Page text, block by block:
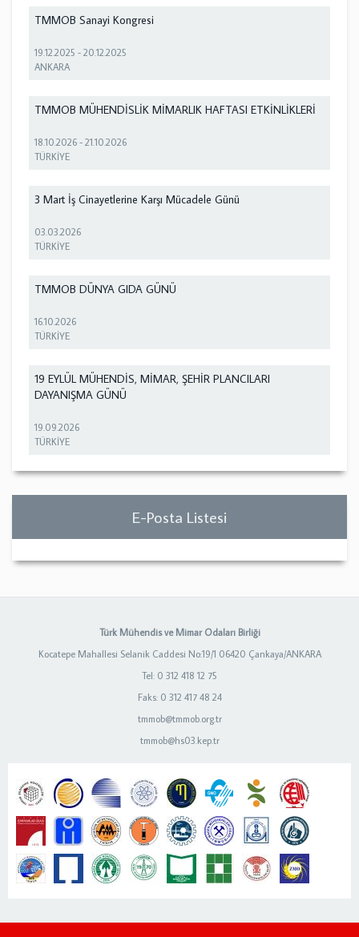
TMMOB Sanayi Kongresi
19.12.2025 -20.12.2025
ANKARA
TMMOB MÜHENDİSLİK MİMARLIK HAFTASI ETKİNLİKLERİ
18.10.2026 -21.10.2026
TÜRKİYE
3 Mart İş Cinayetlerine Karşı Mücadele Günü
03.03.2026
TÜRKİYE
TMMOB DÜNYA GIDA GÜNÜ
16.10.2026
TÜRKİYE
19 EYLÜL MÜHENDİS, MİMAR, ŞEHİR PLANCILARI
DAYANIŞMA GÜNÜ
19.09.2026
TÜRKİYE
E-Posta Listesi
Türk Mühendis ve Mimar Odaları Birliği
Kocatepe Mahallesi Selanik Caddesi No:19/1 06420 Çankaya/ANKARA
Tel: 0 312 418 12 75
Faks: 0 312 417 48 24
tmmob@tmmob.org.tr
tmmob@hs03.kep.tr